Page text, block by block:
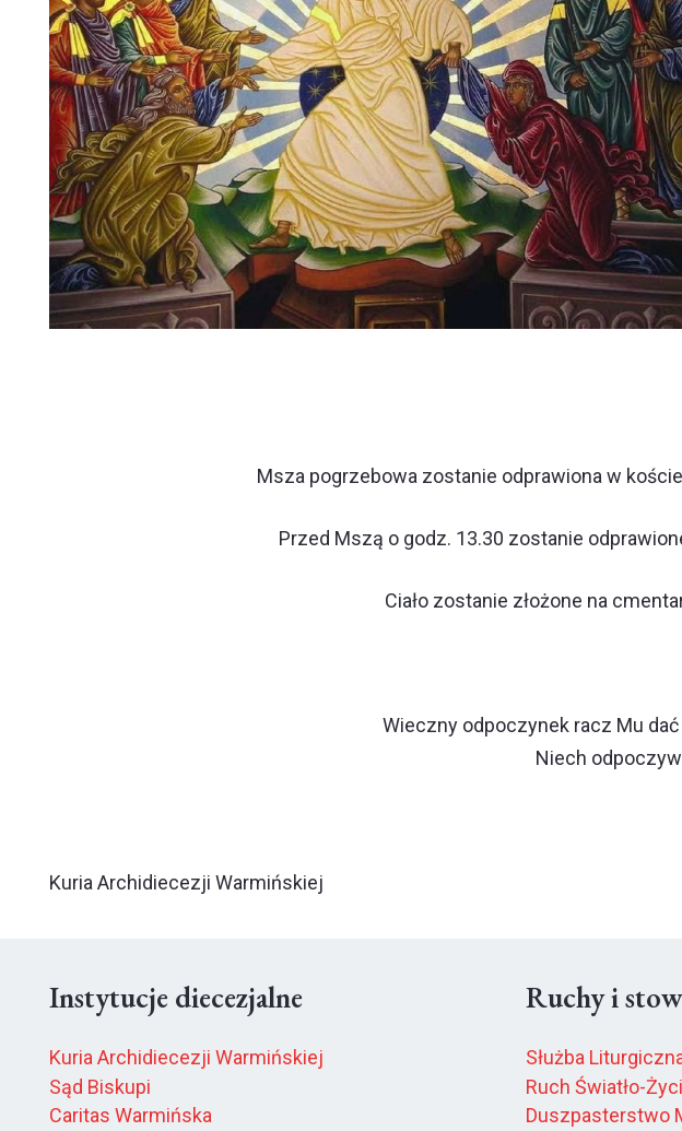
Msza pogrzebowa zostanie odprawiona w
Przed Mszą o godz. 13.30 zostanie
Ciało zostanie złożone na
Wieczny odpoczynek racz Mu
Niech
Kuria Archidiecezji Warmińskiej
Instytucje diecezjalne
Kuria Archidiecezji Warmińskiej
Sąd Biskupi
Caritas Warmińska
Ruchy i
Służba
Ruch Światło-
Duszpasterstwo